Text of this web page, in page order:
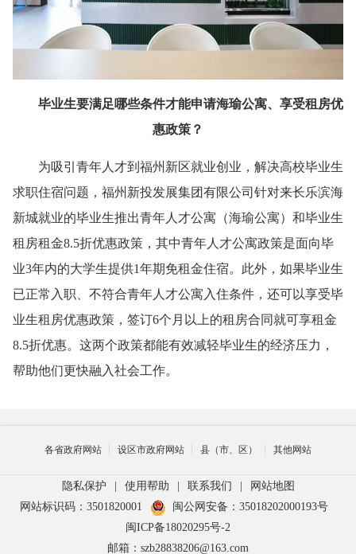
毕业生要满足哪些条件才能申请海瑜公寓、享受租房优
惠政策？
为吸引青年人才到福州新区就业创业，解决高校毕业生
求职住宿问题，福州新投发展集团有限公司针对来长乐滨海
新城就业的毕业生推出青年人才公寓（海瑜公寓）和毕业生
租房租金8.5折优惠政策，其中青年人才公寓政策是面向毕
业3年内的大学生提供1年期免租金住宿。此外，如果毕业生
已正常入职、不符合青年人才公寓入住条件，还可以享受毕
业生租房优惠政策，签订6个月以上的租房合同就可享租金
8.5折优惠。这两个政策都能有效减轻毕业生的经济压力，
帮助他们更快融入社会工作。
各省政府网站 设区市政府网站 县（市、区） 其他网站
隐私保护 使用帮助 联系我们
网站地图
网站标识码：3501820001
闽公网安备：35018202000193号
闽ICP备18020295号-2
邮箱：szb28838206@163.com